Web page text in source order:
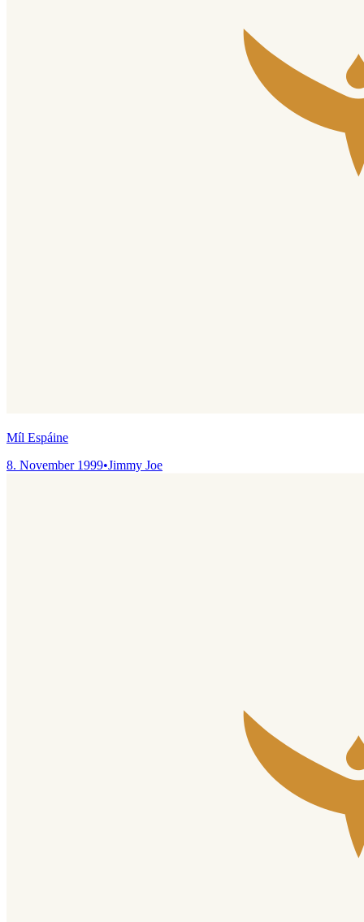
Míl Espáine
8. November 1999•Jimmy Joe